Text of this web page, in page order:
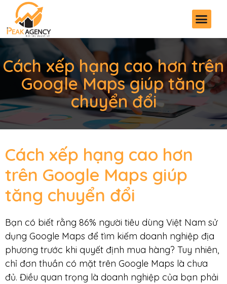
Cách xếp hạng cao hơn trên
Google Maps giúp tăng
chuyển đổi
Cách xếp hạng cao hơn
trên Google Maps giúp
tăng chuyển đổi
Bạn có biết rằng 86% người tiêu dùng Việt Nam sử
dụng Google Maps để tìm kiếm doanh nghiệp địa
phương trước khi quyết định mua hàng? Tuy nhiên,
chỉ đơn thuần có mặt trên Google Maps là chưa
đủ. Điều quan trọng là doanh nghiệp của bạn phải